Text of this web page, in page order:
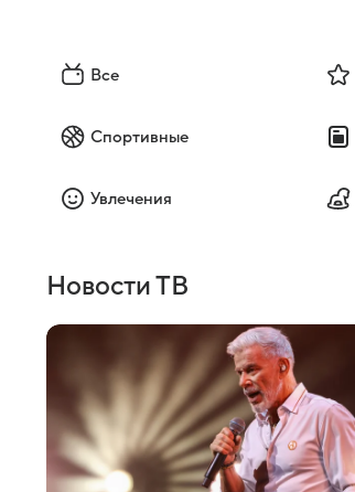
Все
Спортивные
Увлечения
Новости ТВ